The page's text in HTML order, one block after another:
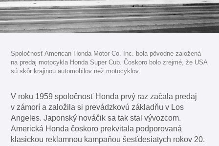
Spoločnosť American Honda Motor Co. Inc. bola pôvodne založená
na predaj motocykla Honda Super Cub. Čoskoro bolo zrejmé, že USA
sú skôr krajinou automobilov než motocyklov.
V roku 1959 spoločnosť Honda prvý raz začala predaj
v zámorí a založila si prevádzkovú základňu v Los
Angeles. Japonský nováčik sa tak stal vývozcom.
Americká Honda čoskoro prekvitala podporovaná
klasickou reklamnou kampaňou šesťdesiatych rokov 20.